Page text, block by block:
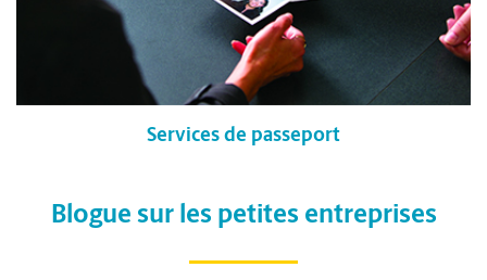
Services de passeport
Blogue sur les petites entreprises